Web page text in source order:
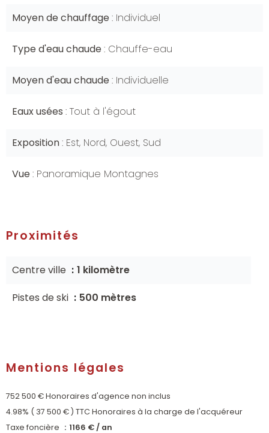
Moyen de chauffage Individuel
Type d'eau chaude Chauffe-eau
Moyen d'eau chaude Individuelle
Eaux usées Tout à l'égout
Exposition Est, Nord, Ouest, Sud
Vue Panoramique Montagnes
Proximités
Centre ville
1 kilomètre
Pistes de ski
500 mètres
Mentions légales
752 500 € Honoraires d'agence non inclus
4.98% ( 37 500 € ) TTC Honoraires à la charge de l'acquéreur
Taxe foncière
1166 € / an